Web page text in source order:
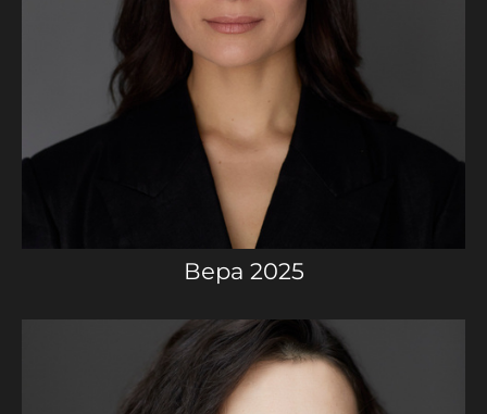
Вера 2025